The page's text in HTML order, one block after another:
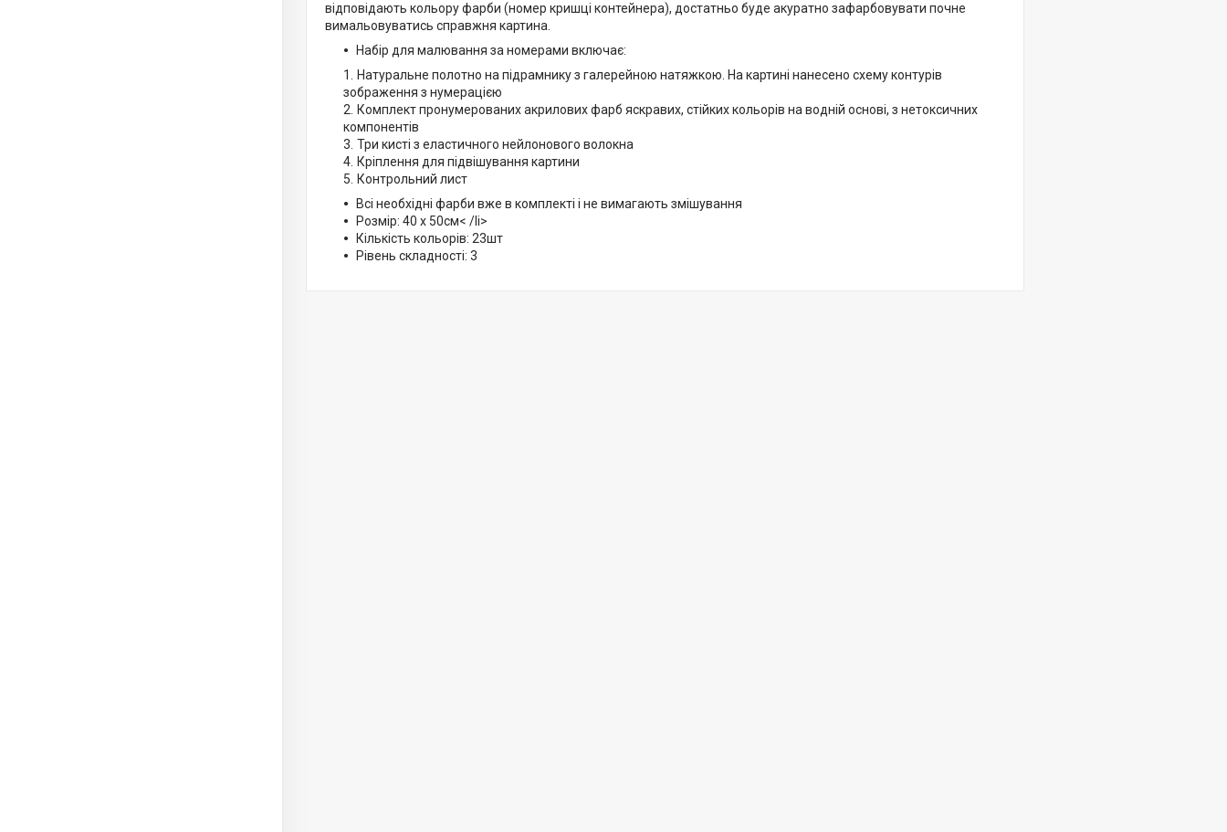
відповідають кольору фарби (номер кришці контейнера), достатньо буде акуратно зафарбовувати почне
вимальовуватись справжня картина.
Набір для малювання за номерами включає:
Натуральне полотно на підрамнику з галерейною натяжкою. На картині нанесено схему контурів
зображення з нумерацією
Комплект пронумерованих акрилових фарб яскравих, стійких кольорів на водній основі, з нетоксичних
компонентів
Три кисті з еластичного нейлонового волокна
Кріплення для підвішування картини
Контрольний лист
Всі необхідні фарби вже в комплекті і не вимагають змішування
Розмір: 40 x 50см< /li>
Кількість кольорів: 23шт
Рівень складності: 3